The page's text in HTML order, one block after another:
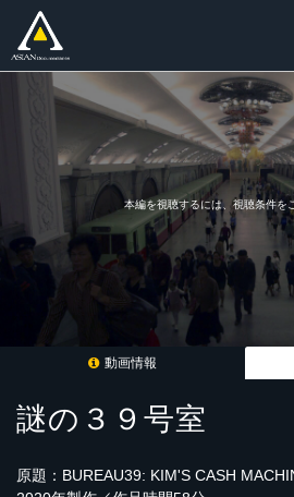
本編を視聴するには、視聴条件を
動画情報
謎の３９号室
原題：BUREAU39: KIM'S CASH